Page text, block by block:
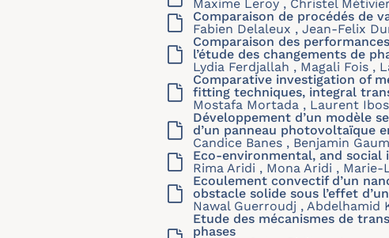
Maxime Leroy , Christel
Comparaison de procédés de
Fabien Delaleux , Jean-Felix
Comparaison des
l’étude des changements de
Lydia Ferdjallah , Magali Fois ,
Comparative investigation of
fitting techniques, integral
Mostafa Mortada , Laurent
Développement d’un modèle
d’un panneau photovoltaïque
Candice Banes , Benjamin
Eco-environmental, and
Rima Aridi , Mona Aridi ,
Ecoulement convectif d’un
obstacle solide sous l’effet
Nawal Guerroudj , Abdelhamid
Etude des mécanismes de
phases